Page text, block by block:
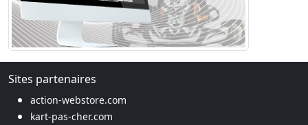
Sites partenaires
action-webstore.com
kart-pas-cher.com